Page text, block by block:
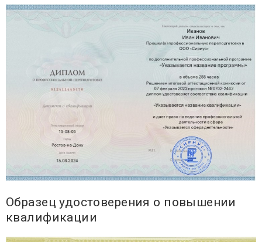
Образец удостоверения о повышении
квалификации